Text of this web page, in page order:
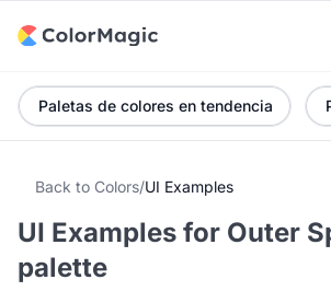
Paletas de colores en tendencia
Back to Colors/UI Examples
UI Examples for Outer
palette